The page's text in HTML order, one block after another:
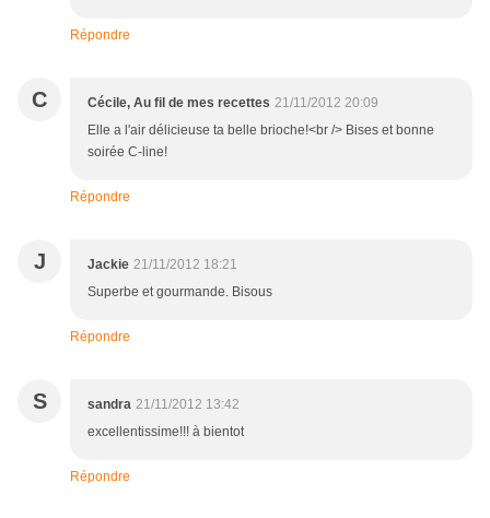
Répondre
C Cécile, Au fil de mes recettes 21/11/2012 20:09
Elle a l'air délicieuse ta belle brioche!<br /> Bises et bonne
soirée C-line!
Répondre
J Jackie 21/11/2012 18:21
Superbe et gourmande. Bisous
Répondre
S sandra 21/11/2012 13:42
excellentissime!!! à bientot
Répondre